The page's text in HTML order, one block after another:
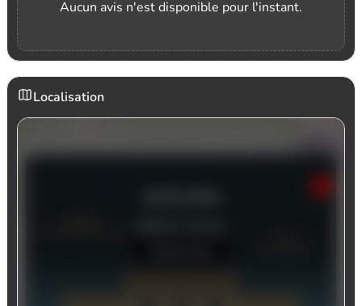
Aucun avis n'est disponible pour l'instant.
Localisation